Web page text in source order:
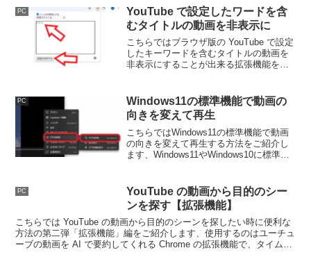
PC
YouTube で設定したワードを含
むタイトルの動画を非表示に
こちらではブラウザ版の YouTube で設定
したキーワードを含むタイトルの動画を
非表示にすることが出来る拡張機能をご
はアドオンマネージャーから追加しまし
ょう。
PC
Windows11の標準機能で動画の
向きを変えて再生
こちらではWindows11の標準機能で動画
の向きを変えて再生する方法をご紹介し
ます、Windows11やWindows10に標準搭
回りに90度ずつ変更して再生する事が出
来ます。
PC
YouTube の動画から目的のシー
ンを探す【拡張機能】
こちらでは YouTube の動画から目的のシーンを探したい時に便利な
方法の第二弾「拡張機能」編をご紹介します、使用するのはユーチュ
ーブの動画を AI で要約してくれる Chrome の拡張機能で、タイムス